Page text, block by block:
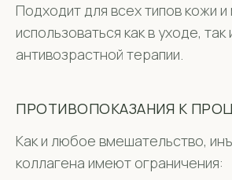
Подходит для всех типов кожи
использоваться как в уходе, так
антивозрастной терапии.
ПРОТИВОПОКАЗАНИЯ К
Как и любое вмешательство,
коллагена имеют ограничения: